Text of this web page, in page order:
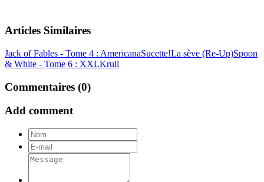
Articles Similaires
Jack of Fables - Tome 4 : AmericanaSucette!La sève (Re-Up)Spoon
& White - Tome 6 : XXLKrull
Commentaires (0)
Add comment